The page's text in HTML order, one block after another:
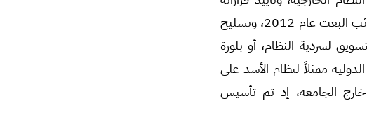
الداخلية على صعيد الجامعات والدولة، والدور العسكري من خلال مهامها بكتائب البعث عام 2012، وتسليح
لسردية النظام، أو بلورة
ممثلاً لنظام الأسد على
خارج الجامعة، إذ تم تأسيس